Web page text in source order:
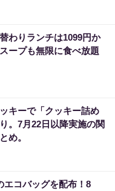
わりランチは1099円か
ープも無限に食べ放題
キーで「クッキー詰め
。7月22日以降実施の関
め。
エコバッグを配布！8